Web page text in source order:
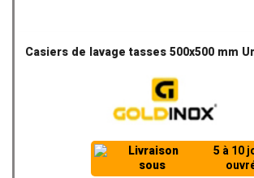
Casiers de lavage tasses 500x500 mm
Livraison
sous
5 à 10